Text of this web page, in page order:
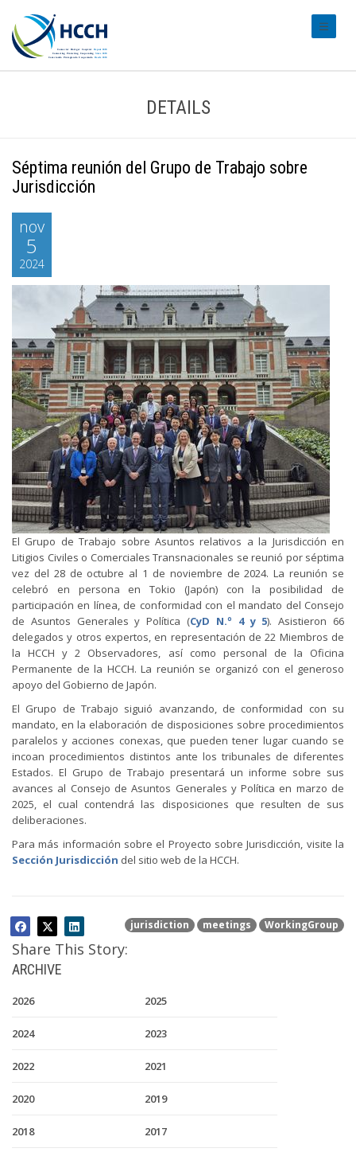
DETAILS
Séptima reunión del Grupo de Trabajo sobre
Jurisdicción
nov
5
2024
El Grupo de Trabajo sobre Asuntos relativos a la Jurisdicción en
Litigios Civiles o Comerciales Transnacionales se reunió por séptima
vez del 28 de octubre al 1 de noviembre de 2024. La reunión se
celebró en persona en Tokio (Japón) con la posibilidad de
participación en línea, de conformidad con el mandato del Consejo
de Asuntos Generales y Política (CyD N.º 4 y 5). Asistieron 66
delegados y otros expertos, en representación de 22 Miembros de
la HCCH y 2 Observadores, así como personal de la Oficina
Permanente de la HCCH. La reunión se organizó con el generoso
apoyo del Gobierno de Japón.
El Grupo de Trabajo siguió avanzando, de conformidad con su
mandato, en la elaboración de disposiciones sobre procedimientos
paralelos y acciones conexas, que pueden tener lugar cuando se
incoan procedimientos distintos ante los tribunales de diferentes
Estados. El Grupo de Trabajo presentará un informe sobre sus
avances al Consejo de Asuntos Generales y Política en marzo de
2025, el cual contendrá las disposiciones que resulten de sus
deliberaciones.
Para más información sobre el Proyecto sobre Jurisdicción, visite la
Sección Jurisdicción del sitio web de la HCCH.
jurisdiction meetings WorkingGroup
Share This Story:
ARCHIVE
2026 2025
2024 2023
2022 2021
2020 2019
2018 2017